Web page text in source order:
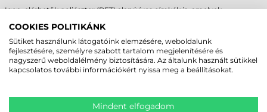
Igen, elérhetők poliészter (PET) alapú íves címkék is, amelyek
lézer nyomtatóval.
Miért fontos az A4-es ívek szélein lévő biztonsági
sáv?
a papír akadálymentes haladását.
COOKIES POLITIKÁNK
Sütiket használunk látogatóink elemzésére, weboldalunk
fejlesztésére, személyre szabott tartalom megjelenítésére és
nagyszerű weboldalélmény biztosítására. Az általunk használt sütikkel
kapcsolatos további információkért nyissa meg a beállításokat.
Mindent elfogadom